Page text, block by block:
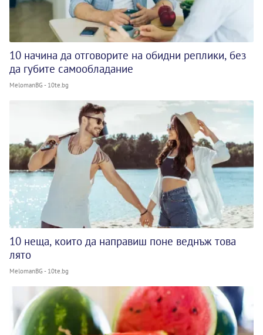
10 начина да отговорите на обидни реплики, без
да губите самообладание
MelomanBG - 10te.bg
10 неща, които да направиш поне веднъж това
лято
MelomanBG - 10te.bg